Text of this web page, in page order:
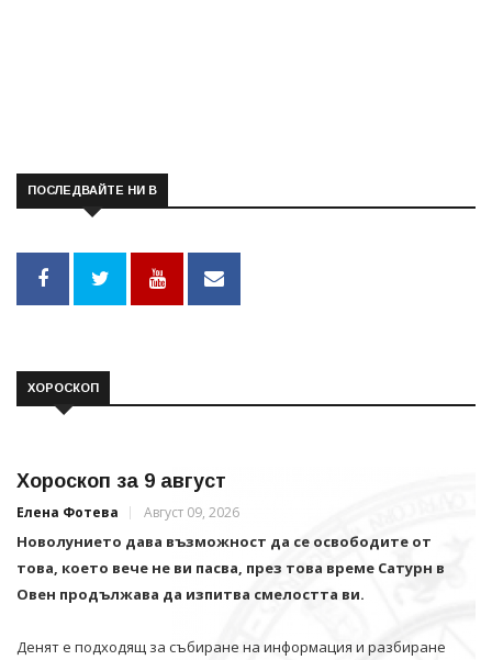
ПОСЛЕДВАЙТЕ НИ В
ХОРОСКОП
Хороскоп за 9 август
Елена Фотева Август 09, 2026
Новолунието дава възможност да се освободите от
това, което вече не ви пасва, през това време Сатурн в
Овен продължава да изпитва смелостта ви.
Денят е подходящ за събиране на информация и разбиране